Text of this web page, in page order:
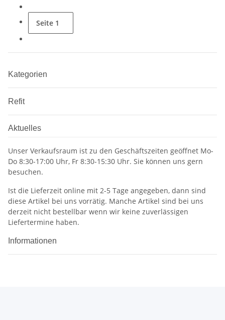
Seite 1
Kategorien
Refit
Aktuelles
Unser Verkaufsraum ist zu den Geschäftszeiten geöffnet Mo-
Do 8:30-17:00 Uhr, Fr 8:30-15:30 Uhr. Sie können uns gern
besuchen.
Ist die Lieferzeit online mit 2-5 Tage angegeben, dann sind
diese Artikel bei uns vorrätig. Manche Artikel sind bei uns
derzeit nicht bestellbar wenn wir keine zuverlässigen
Liefertermine haben.
Informationen